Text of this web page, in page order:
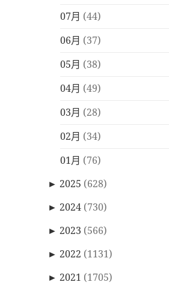
07月 (44)
06月 (37)
05月 (38)
04月 (49)
03月 (28)
02月 (34)
01月 (76)
► 2025 (628)
► 2024 (730)
► 2023 (566)
► 2022 (1131)
► 2021 (1705)